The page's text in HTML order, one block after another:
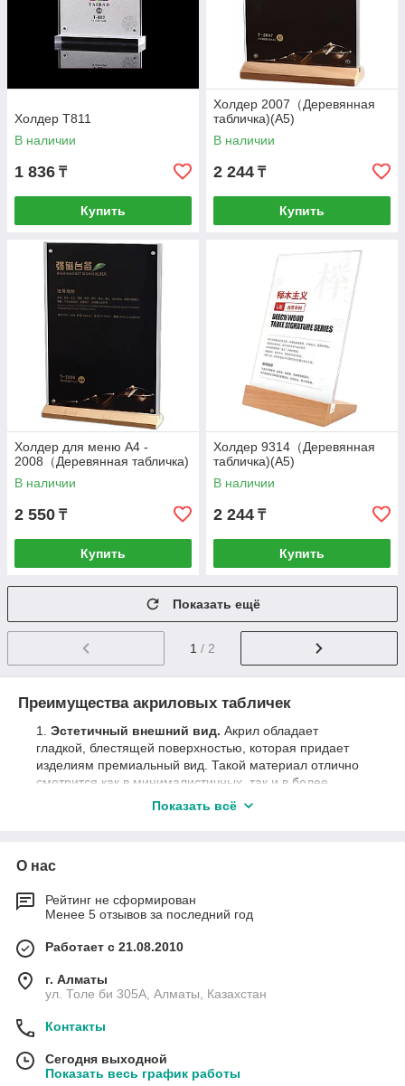
Холдер T811
В наличии
1 836 ₸
Купить
Холдер 2007（Деревянная
табличка)(A5)
В наличии
2 244 ₸
Купить
Холдер для меню А4 -
2008（Деревянная табличка)
В наличии
2 550 ₸
Купить
Холдер 9314（Деревянная
табличка)(A5)
В наличии
2 244 ₸
Купить
Показать ещё
1 / 2
Преимущества акриловых табличек
Эстетичный внешний вид. Акрил обладает
гладкой, блестящей поверхностью, которая придает
изделиям премиальный вид. Такой материал отлично
смотрится как в минималистичных, так и в более
сложных интерьерах.
для использования как внутри помещений, так и на
улице.
Широкие возможности для кастомизации.
форм и цветов. Нанесение гравировки или печати
логотипы, текст или изображения.
монтируются на стены, двери и другие поверхности,
Возможности применения
Показать всё
О нас
Рейтинг не сформирован
Менее 5 отзывов за последний год
Работает с 21.08.2010
г. Алматы
ул. Толе би 305А, Алматы, Казахстан
Контакты
Сегодня выходной
Показать весь график работы